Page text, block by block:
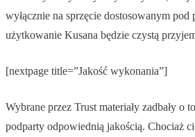
wyłącznie na sprzęcie dostosowanym pod
użytkowanie Kusana będzie czystą
[nextpage title=”Jakość wykonania”]
Wybrane przez Trust materiały zadbały o
podparty odpowiednią jakością. Chociaż